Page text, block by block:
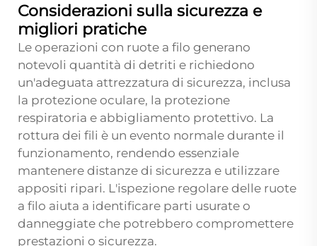
Considerazioni sulla sicurezza e
migliori pratiche
Le operazioni con ruote a filo generano
notevoli quantità di detriti e richiedono
un'adeguata attrezzatura di sicurezza, inclusa
la protezione oculare, la protezione
respiratoria e abbigliamento protettivo. La
rottura dei fili è un evento normale durante il
funzionamento, rendendo essenziale
mantenere distanze di sicurezza e utilizzare
appositi ripari. L'ispezione regolare delle ruote
a filo aiuta a identificare parti usurate o
danneggiate che potrebbero compromettere
prestazioni o sicurezza.